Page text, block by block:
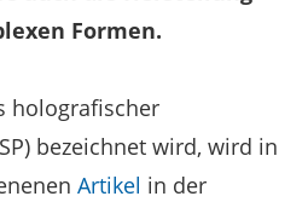
Formen.
holografischer
bezeichnet wird, wird in
Artikel in der